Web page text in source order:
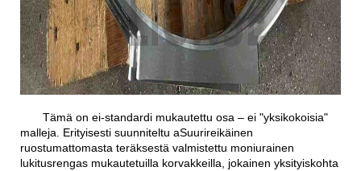
Tämä on ei-standardi mukautettu osa – ei "yksikokoisia"
malleja. Erityisesti suunniteltu aSuurireikäinen
ruostumattomasta teräksestä valmistettu moniurainen
lukitusrengas mukautetuilla korvakkeilla , jokainen yksityiskohta